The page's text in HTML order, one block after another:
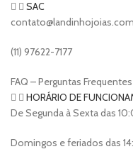
SAC
(11) 97622-7177
FAQ – Perguntas Frequentes
HORÁRIO DE
De Segunda à Sexta das
Domingos e feriados das